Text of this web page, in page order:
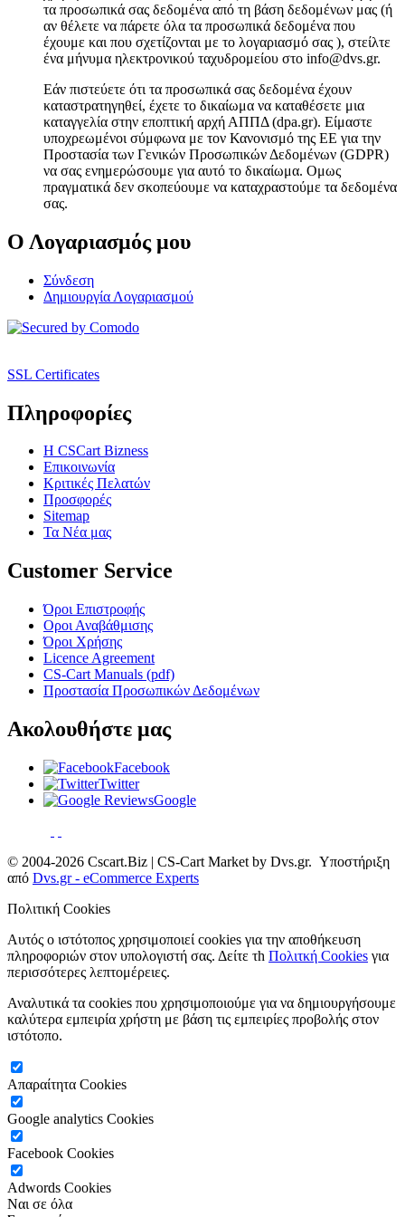
τα προσωπικά σας δεδομένα από τη βάση δεδομένων μας (ή
αν θέλετε να πάρετε όλα τα προσωπικά δεδομένα που
έχουμε και που σχετίζονται με το λογαριασμό σας ), στείλτε
ένα μήνυμα ηλεκτρονικού ταχυδρομείου στο info@dvs.gr.
Εάν πιστεύετε ότι τα προσωπικά σας δεδομένα έχουν
καταστρατηγηθεί, έχετε το δικαίωμα να καταθέσετε μια
καταγγελία στην εποπτική αρχή ΑΠΠΔ (dpa.gr). Είμαστε
υποχρεωμένοι σύμφωνα με τον Κανονισμό της ΕΕ για την
Προστασία των Γενικών Προσωπικών Δεδομένων (GDPR)
να σας ενημερώσουμε για αυτό το δικαίωμα. Ομως
πραγματικά δεν σκοπεύουμε να καταχραστούμε τα δεδομένα
σας.
Ο Λογαριασμός μου
Σύνδεση
Δημιουργία Λογαριασμού
SSL Certificates
Πληροφορίες
Η CSCart Bizness
Επικοινωνία
Κριτικές Πελατών
Προσφορές
Sitemap
Τα Νέα μας
Customer Service
Όροι Επιστροφής
Οροι Αναβάθμισης
Όροι Χρήσης
Licence Agreement
CS-Cart Manuals (pdf)
Προστασία Προσωπικών Δεδομένων
Ακολουθήστε μας
Facebook
Twitter
Google
© 2004-2026 Cscart.Biz | CS-Cart Market by Dvs.gr. Υποστήριξη
από Dvs.gr - eCommerce Experts
Πολιτική Cookies
Αυτός ο ιστότοπος χρησιμοποιεί cookies για την αποθήκευση
πληροφοριών στον υπολογιστή σας. Δείτε τh Πολιτκή Cookies για
περισσότερες λεπτομέρειες.
Αναλυτικά τα cookies που χρησιμοποιούμε για να δημιουργήσουμε
καλύτερα εμπειρία χρήστη με βάση τις εμπειρίες προβολής στον
ιστότοπο.
Απαραίτητα Cookies
Google analytics Cookies
Facebook Cookies
Adwords Cookies
Ναι σε όλα